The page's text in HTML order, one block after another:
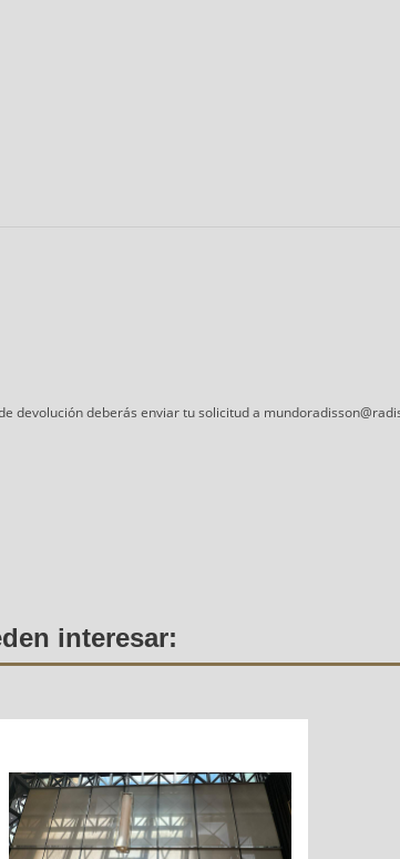
devolución deberás enviar tu solicitud a
interesar: